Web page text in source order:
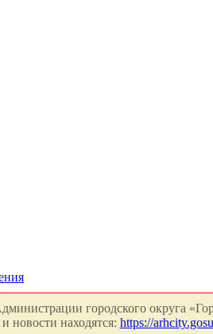
городского округа
новости находятся: https://